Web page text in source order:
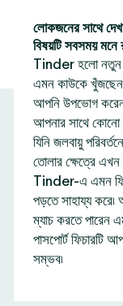
লোকজনের সাথে
বিষয়টি সবসময় মনে
Tinder হলো নতুন
এমন কাউকে
আপনি উপভোগ
আপনার সাথে কোনো
যিনি জলবায়ু
তোলার ক্ষেত্রে
Tinder-এ এমন
পড়তে সাহায্য করে৷
ম্যাচ করতে পারেন
পাসপোর্ট ফিচারটি
সম্ভব৷